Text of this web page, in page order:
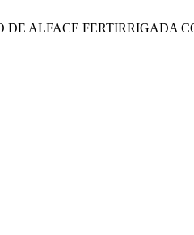
DE ALFACE FERTIRRIGADA